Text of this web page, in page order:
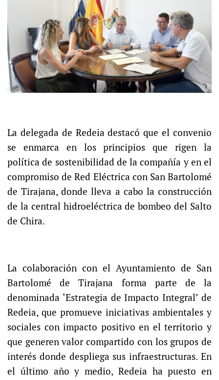
La delegada de Redeia destacó que el convenio
se enmarca en los principios que rigen la
política de sostenibilidad de la compañía y en el
compromiso de Red Eléctrica con San Bartolomé
de Tirajana, donde lleva a cabo la construcción
de la central hidroeléctrica de bombeo del Salto
de Chira.
La colaboración con el Ayuntamiento de San
Bartolomé de Tirajana forma parte de la
denominada ‘Estrategia de Impacto Integral’ de
Redeia, que promueve iniciativas ambientales y
sociales con impacto positivo en el territorio y
que generen valor compartido con los grupos de
interés donde despliega sus infraestructuras. En
el último año y medio, Redeia ha puesto en